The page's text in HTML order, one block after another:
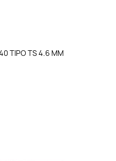
TIPO TS 4.6 MM